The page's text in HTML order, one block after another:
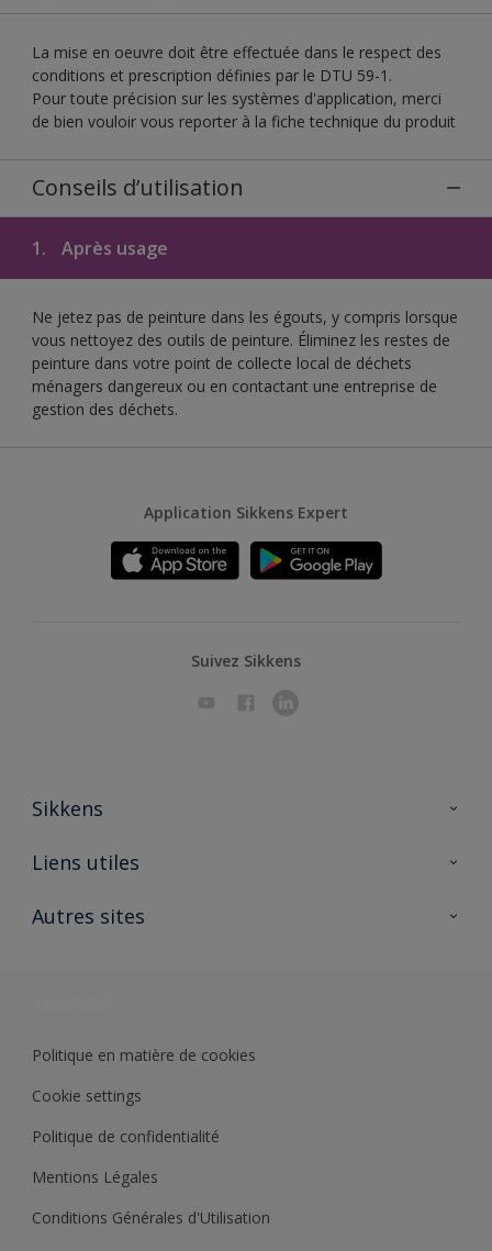
La mise en oeuvre doit être effectuée dans le respect des
conditions et prescription définies par le DTU 59-1.
Pour toute précision sur les systèmes d'application, merci
de bien vouloir vous reporter à la fiche technique du produit
Conseils d’utilisation
1. Après usage
Ne jetez pas de peinture dans les égouts, y compris lorsque
vous nettoyez des outils de peinture. Éliminez les restes de
peinture dans votre point de collecte local de déchets
ménagers dangereux ou en contactant une entreprise de
gestion des déchets.
Application Sikkens Expert
Suivez Sikkens
Sikkens
A propos de Sikkens
Liens utiles
Ouvrir un magasin PASS
Autres sites
Politique en matière de cookies
Cookie settings
Politique de confidentialité
Mentions Légales
Conditions Générales d'Utilisation